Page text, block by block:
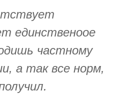
единственоое
частному
а так все норм,